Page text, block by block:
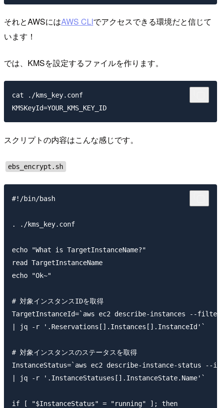
それとAWSにはAWS CLIでアクセスできる環境だと信じて
います！
では、KMSを設定するファイルを作ります。
cat ./kms_key.conf
スクリプトの内容はこんな感じです。
ebs_encrypt.sh
#!/bin/bash
. ./kms_key.conf
echo "What is TargetInstanceName?"
read TargetInstanceName
echo "Ok~"
# 対象インスタンスIDを取得
TargetInstanceId=`aws ec2 describe-instances --filter
| jq -r '.Reservations[].Instances[].InstanceId'`
# 対象インスタンスのステータスを取得
InstanceStatus=`aws ec2 describe-instance-status --
| jq -r '.InstanceStatuses[].InstanceState.Name'`
if [ "$InstanceStatus" = "running" ]; then